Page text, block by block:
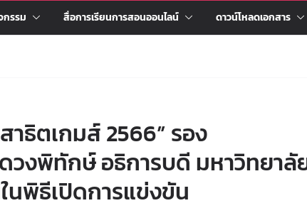
กรรม สื่อการเรียนการสอนออนไลน์ ดาวน์โหลดเอกสาร
ธิตเกมส์ 2566” รอง
วงพิทักษ์ อธิการบดี มหาวิทยาลั
นพิธีเปิดการแข่งขัน